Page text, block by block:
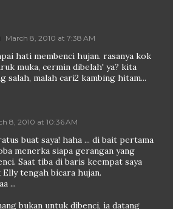
March 8, 2010 at 7:38 AM
hati membenci hujan. rasanya kok
muka, cermin dibelah' ya? kita
salah, malah cari2 kambing hitam...
8, 2010 at 10:36 AM
buat saya! haha ... di bait pertama
menerka siapa gerangan yang
Saat tiba di baris keempat saya
Elly tengah bicara hujan.
...
bukan untuk dibenci, ia datang